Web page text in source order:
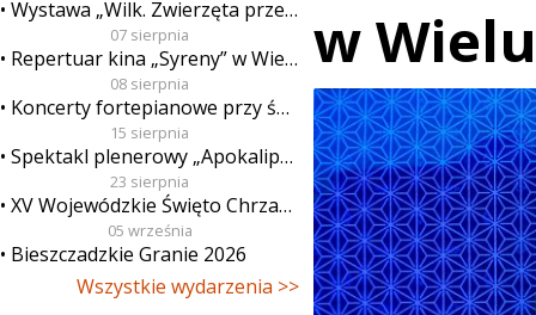
Wystawa „Wilk. Zwierzęta przeklęte”
07 sierpnia
Repertuar kina „Syreny” w Wieluniu w dn. od 7 do 13 sierpnia
08 sierpnia
Koncerty fortepianowe przy świecach
15 sierpnia
Spektakl plenerowy „Apokalipsa”
23 sierpnia
XV Wojewódzkie Święto Chrzanu
05 września
Bieszczadzkie Granie 2026
Wszystkie wydarzenia >>
w